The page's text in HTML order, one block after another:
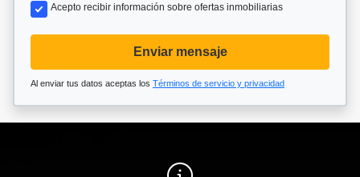
Acepto recibir información sobre ofertas inmobiliarias
Enviar mensaje
Al enviar tus datos aceptas los Términos de servicio y privacidad